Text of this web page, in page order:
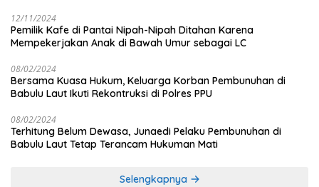
12/11/2024
Pemilik Kafe di Pantai Nipah-Nipah Ditahan Karena
Mempekerjakan Anak di Bawah Umur sebagai LC
08/02/2024
Bersama Kuasa Hukum, Keluarga Korban Pembunuhan di
Babulu Laut Ikuti Rekontruksi di Polres PPU
08/02/2024
Terhitung Belum Dewasa, Junaedi Pelaku Pembunuhan di
Babulu Laut Tetap Terancam Hukuman Mati
Selengkapnya